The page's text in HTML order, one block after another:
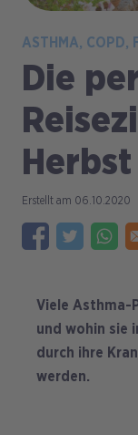
ASTHMA COPD
Die
Herbst
06.10.2020
Viele Asthma-
und wohin sie
durch ihre
werden.